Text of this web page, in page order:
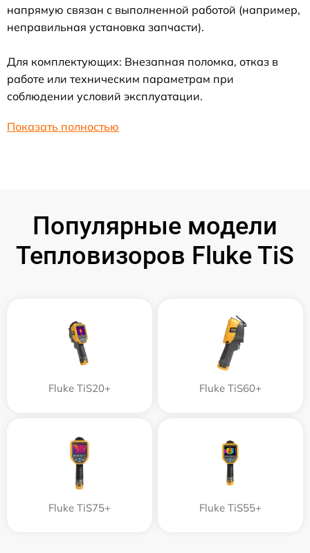
напрямую связан с выполненной работой (например,
неправильная установка запчасти).
Для комплектующих: Внезапная поломка, отказ в
работе или техническим параметрам при
соблюдении условий эксплуатации.
Показать полностью
Популярные модели
Тепловизоров Fluke TiS
Fluke TiS20+ Fluke TiS60+
Fluke TiS75+ Fluke TiS55+